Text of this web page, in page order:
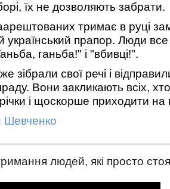
їх не дозволяють забрати.
тримає в руці
український прапор. Люди
ганьба!" і "вбивці!".
зібрали свої речі і
Вони закликають всіх,
і щоскорше приходити на
Шевченко
людей, які просто